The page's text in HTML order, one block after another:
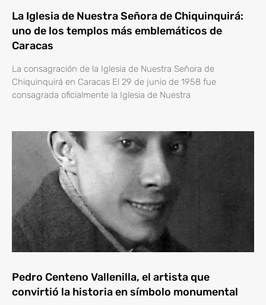
La Iglesia de Nuestra Señora de Chiquinquirá:
uno de los templos más emblemáticos de
Caracas
La consagración de la Iglesia de Nuestra Señora de
Chiquinquirá en Caracas El 29 de junio de 1958 fue
consagrada oficialmente la Iglesia de Nuestra
Pedro Centeno Vallenilla, el artista que
convirtió la historia en símbolo monumental